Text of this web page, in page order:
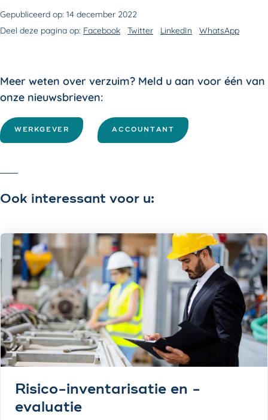
Gepubliceerd op: 14 december 2022
Deel deze pagina op: Facebook Twitter LinkedIn WhatsApp
Meer weten over verzuim? Meld u aan voor één van
onze nieuwsbrieven:
WERKGEVER ACCOUNTANT
Ook interessant voor u:
Risico-inventarisatie en -
evaluatie